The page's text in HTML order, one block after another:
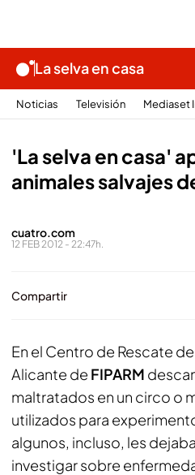
La selva en casa
Noticias Televisión Mediaset
'La selva en casa'
animales salvajes
cuatro.com
12 FEB 2012 - 22:47h.
Compartir
En el Centro de Rescate
Alicante de FIPARM
maltratados en un circo o
utilizados para
algunos, incluso, les
investigar sobre